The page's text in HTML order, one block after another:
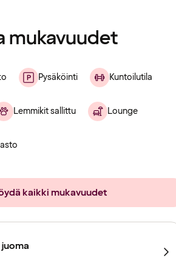
mukavuudet
Pysäköinti Kuntoilutila
Lemmikit sallittu Lounge
kaikki mukavuudet
juoma